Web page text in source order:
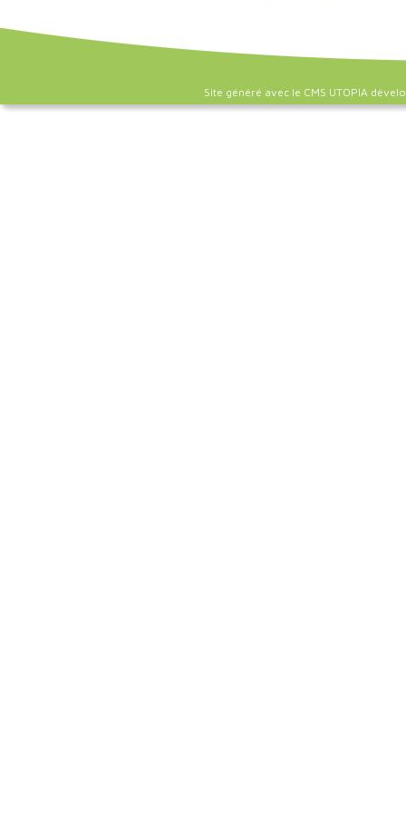
Site généré avec le CMS UTOPIA